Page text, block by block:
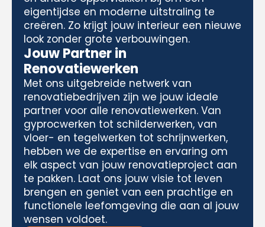
eigentijdse en moderne uitstraling te
creëren. Zo krijgt jouw interieur een nieuwe
look zonder grote verbouwingen.
Jouw Partner in
Renovatiewerken
Met ons uitgebreide netwerk van
renovatiebedrijven zijn we jouw ideale
partner voor alle renovatiewerken. Van
gyprocwerken tot schilderwerken, van
vloer- en tegelwerken tot schrijnwerken,
hebben we de expertise en ervaring om
elk aspect van jouw renovatieproject aan
te pakken. Laat ons jouw visie tot leven
brengen en geniet van een prachtige en
functionele leefomgeving die aan al jouw
wensen voldoet.